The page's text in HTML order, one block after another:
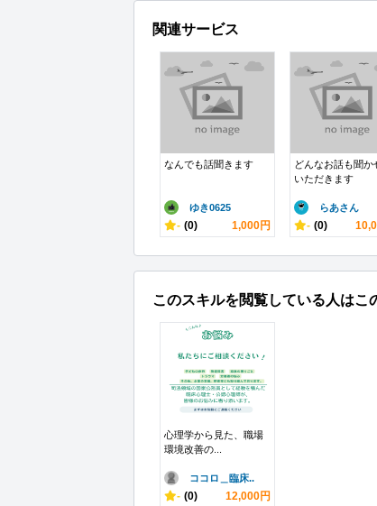
関連サービス
なんでも話聞きます
ゆき0625
- (0) 1,000円
どんなお話も聞か
いただきます
らあさん
- (0)
このスキルを閲覧している人はこ
心理学から見た、職場
環境改善の...
ココロ＿臨床..
- (0) 12,000円